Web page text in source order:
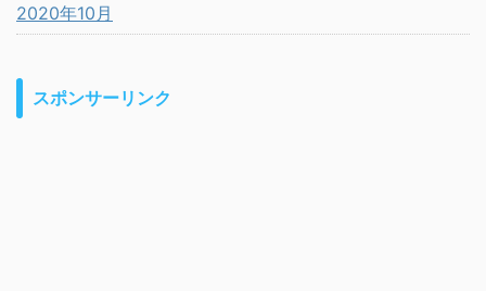
2020年10月
スポンサーリンク